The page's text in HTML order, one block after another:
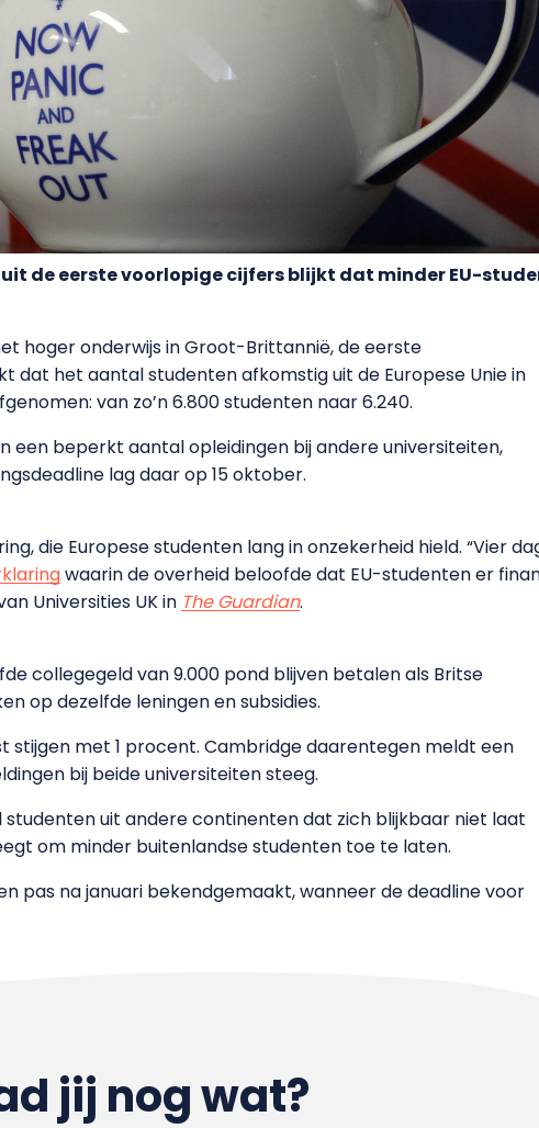
de eerste voorlopige cijfers blijkt dat minder EU-
hoger onderwijs in Groot-Brittannië, de eerste
dat het aantal studenten afkomstig uit de Europese Unie in
van zo’n 6.800 studenten naar 6.240.
een beperkt aantal opleidingen bij andere universiteiten,
lag daar op 15 oktober.
die Europese studenten lang in onzekerheid hield. “Vier
waarin de overheid beloofde dat EU-studenten er
Universities UK in The Guardian.
collegegeld van 9.000 pond blijven betalen als Britse
op dezelfde leningen en subsidies.
stijgen met 1 procent. Cambridge daarentegen meldt een
bij beide universiteiten steeg.
uit andere continenten dat zich blijkbaar niet laat
om minder buitenlandse studenten toe te laten.
pas na januari bekendgemaakt, wanneer de deadline voor
jij nog wat?